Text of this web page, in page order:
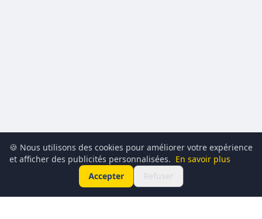
🍪 Nous utilisons des cookies pour améliorer votre expérience
et afficher des publicités personnalisées. En savoir plus
Accepter
Refuser